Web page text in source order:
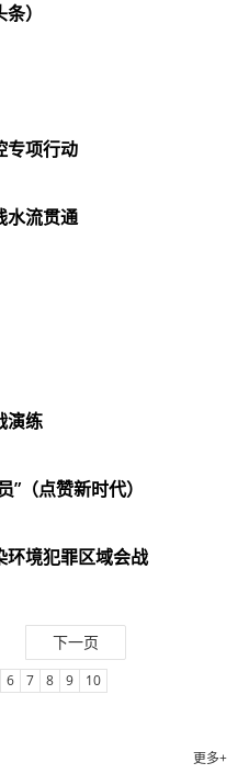
）
专项行动
水流贯通
演练
（点赞新时代）
环境犯罪区域会战
6 7 8 9 10
下一页
更多+